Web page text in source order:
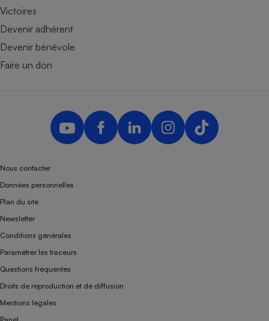
Victoires
Devenir adhérent
Devenir bénévole
Faire un don
Nous contacter
Données personnelles
Plan du site
Newsletter
Conditions générales
Paramétrer les traceurs
Questions fréquentes
Droits de reproduction et de diffusion
Mentions légales